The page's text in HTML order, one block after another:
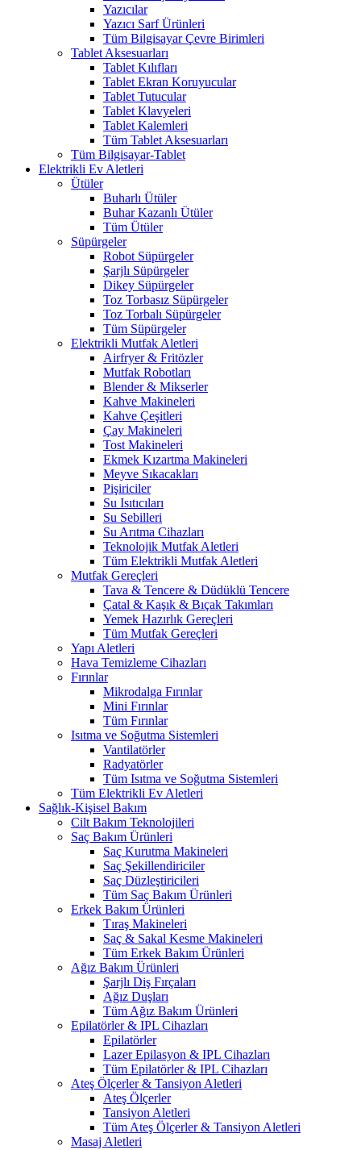
Yazıcılar
Yazıcı Sarf Ürünleri
Tüm Bilgisayar Çevre Birimleri
Tablet Aksesuarları
Tablet Kılıfları
Tablet Ekran Koruyucular
Tablet Tutucular
Tablet Klavyeleri
Tablet Kalemleri
Tüm Tablet Aksesuarları
Tüm Bilgisayar-Tablet
Elektrikli Ev Aletleri
Ütüler
Buharlı Ütüler
Buhar Kazanlı Ütüler
Tüm Ütüler
Süpürgeler
Robot Süpürgeler
Şarjlı Süpürgeler
Dikey Süpürgeler
Toz Torbasız Süpürgeler
Toz Torbalı Süpürgeler
Tüm Süpürgeler
Elektrikli Mutfak Aletleri
Airfryer & Fritözler
Mutfak Robotları
Blender & Mikserler
Kahve Makineleri
Kahve Çeşitleri
Çay Makineleri
Tost Makineleri
Ekmek Kızartma Makineleri
Meyve Sıkacakları
Pişiriciler
Su Isıtıcıları
Su Sebilleri
Su Arıtma Cihazları
Teknolojik Mutfak Aletleri
Tüm Elektrikli Mutfak Aletleri
Mutfak Gereçleri
Tava & Tencere & Düdüklü Tencere
Çatal & Kaşık & Bıçak Takımları
Yemek Hazırlık Gereçleri
Tüm Mutfak Gereçleri
Yapı Aletleri
Hava Temizleme Cihazları
Fırınlar
Mikrodalga Fırınlar
Mini Fırınlar
Tüm Fırınlar
Isıtma ve Soğutma Sistemleri
Vantilatörler
Radyatörler
Tüm Isıtma ve Soğutma Sistemleri
Tüm Elektrikli Ev Aletleri
Sağlık-Kişisel Bakım
Cilt Bakım Teknolojileri
Saç Bakım Ürünleri
Saç Kurutma Makineleri
Saç Şekillendiriciler
Saç Düzleştiricileri
Tüm Saç Bakım Ürünleri
Erkek Bakım Ürünleri
Tıraş Makineleri
Saç & Sakal Kesme Makineleri
Tüm Erkek Bakım Ürünleri
Ağız Bakım Ürünleri
Şarjlı Diş Fırçaları
Ağız Duşları
Tüm Ağız Bakım Ürünleri
Epilatörler & IPL Cihazları
Epilatörler
Lazer Epilasyon & IPL Cihazları
Tüm Epilatörler & IPL Cihazları
Ateş Ölçerler & Tansiyon Aletleri
Ateş Ölçerler
Tansiyon Aletleri
Tüm Ateş Ölçerler & Tansiyon Aletleri
Masaj Aletleri